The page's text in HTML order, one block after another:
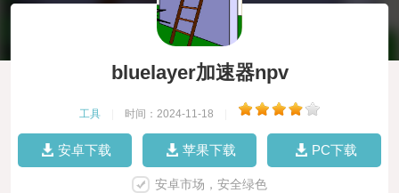
bluelayer加速器npv
工具 时间：2024-11-18
安卓下载 苹果下载 PC下载
安卓市场，安全绿色